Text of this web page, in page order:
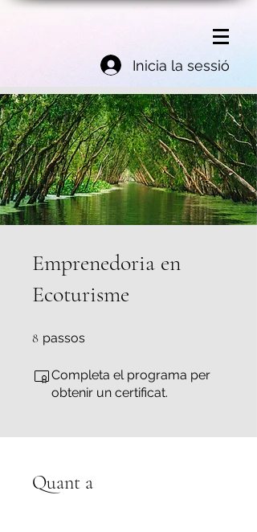
Inicia la sessió
Emprenedoria en
Ecoturisme
8 passos
Completa el programa per
obtenir un certificat.
Quant a